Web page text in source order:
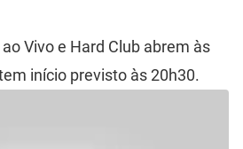
Vivo e Hard Club abrem às
início previsto às 20h30.